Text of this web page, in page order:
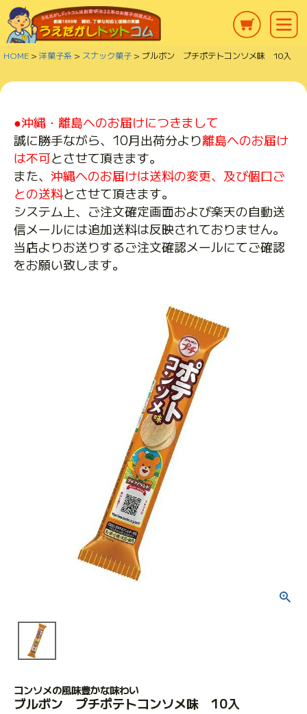
HOME 洋菓子系 スナック菓子 ブルボン プチポテトコンソメ味 10入
●沖縄・離島へのお届けにつきまして
誠に勝手ながら、10月出荷分より離島へのお届け
は不可とさせて頂きます。
また、 沖縄へのお届けは送料の変更、及び個口ご
との送料とさせて頂きます。
システム上、ご注文確定画面および楽天の自動送
信メールには追加送料は反映されておりません。
当店よりお送りするご注文確認メールにてご確認
をお願い致します。
コンソメの風味豊かな味わい
ブルボン プチポテトコンソメ味 10入